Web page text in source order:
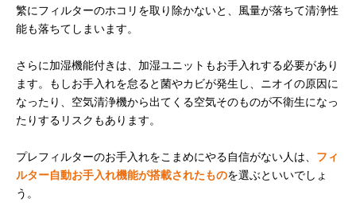
繁にフィルターのホコリを取り除かないと、風量が落ちて清浄性
能も落ちてしまいます。
さらに加湿機能付きは、加湿ユニットもお手入れする必要があり
ます。もしお手入れを怠ると菌やカビが発生し、ニオイの原因に
なったり、空気清浄機から出てくる空気そのものが不衛生になっ
たりするリスクもあります。
プレフィルターのお手入れをこまめにやる自信がない人は、 フィ
ルター自動お手入れ機能が搭載されたものを選ぶといいでしょ
う。